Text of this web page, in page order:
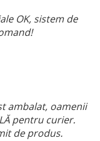
OK, sistem de
ambalat, oamenii
pentru curier.
de produs.